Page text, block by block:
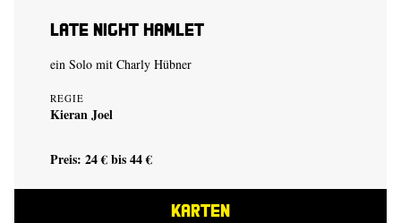
Late Night Hamlet
ein Solo mit Charly Hübner
REGIE
Kieran Joel
Preis: 24 € bis 44 €
KARTEN